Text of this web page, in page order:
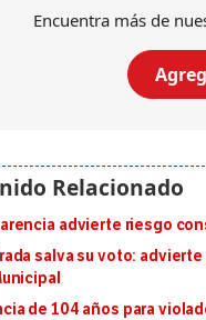
Encuentra más de
advierte riesgo
salva su voto:
de 104 años para